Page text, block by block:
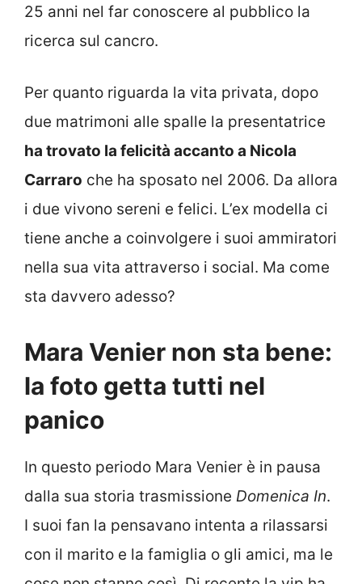
25 anni nel far conoscere al pubblico la
ricerca sul cancro.
Per quanto riguarda la vita privata, dopo
due matrimoni alle spalle la presentatrice
ha trovato la felicità accanto a Nicola
Carraro che ha sposato nel 2006. Da allora
i due vivono sereni e felici. L’ex modella ci
tiene anche a coinvolgere i suoi ammiratori
nella sua vita attraverso i social. Ma come
sta davvero adesso?
Mara Venier non sta bene:
la foto getta tutti nel
panico
In questo periodo Mara Venier è in pausa
dalla sua storia trasmissione Domenica In.
I suoi fan la pensavano intenta a rilassarsi
con il marito e la famiglia o gli amici, ma le